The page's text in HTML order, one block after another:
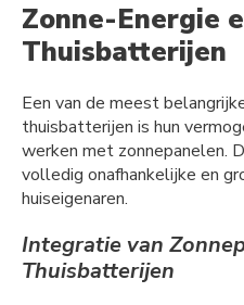
Zonne-Energie
Thuisbatterijen
Een van de meest
thuisbatterijen is hun
werken met zonnepanelen.
volledig onafhankelijke en
huiseigenaren.
Integratie van
Thuisbatterijen